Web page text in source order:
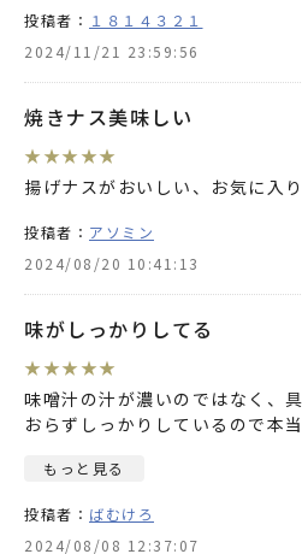
投稿者： １８１４３２１
2024/11/21 23:59:56
焼きナス美味しい
★ ★★ ★★
揚げナスがおいしい、お気に入り
投稿者： アソミン
2024/08/20 10:41:13
味がしっかりしてる
★ ★★ ★★
味噌汁の汁が濃いのではなく、
おらずしっかりしているので本
もっと見る
投稿者： ばむけろ
2024/08/08 12:37:07